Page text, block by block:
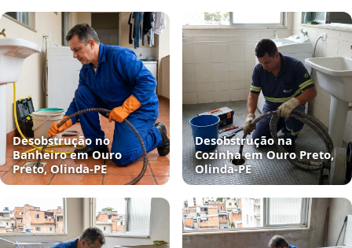
Desobstrução no
Banheiro em Ouro
Preto, Olinda‑PE
Desobstrução na
Cozinha em Ouro Preto,
Olinda‑PE